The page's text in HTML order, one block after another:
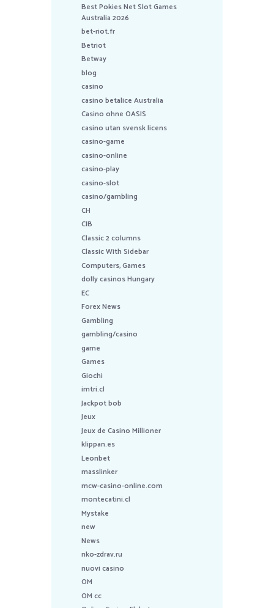
Best Pokies Net Slot Games
Australia 2026
bet-riot.fr
Betriot
Betway
blog
casino
casino betalice Australia
Casino ohne OASIS
casino utan svensk licens
casino-game
casino-online
casino-play
casino-slot
casino/gambling
CH
CIB
Classic 2 columns
Classic With Sidebar
Computers, Games
dolly casinos Hungary
EC
Forex News
Gambling
gambling/casino
game
Games
Giochi
imtri.cl
Jackpot bob
Jeux
Jeux de Casino Millioner
klippan.es
Leonbet
masslinker
mcw-casino-online.com
montecatini.cl
Mystake
new
News
nko-zdrav.ru
nuovi casino
OM
OM cc